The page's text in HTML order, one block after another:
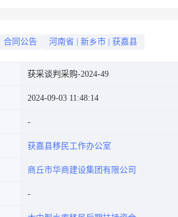
合同公告 河南省 新乡市 获嘉县
获采谈判采购-2024-49
2024-09-03 11:48:14
获嘉县移民工作办公室
商丘市华商建设集团有限公司